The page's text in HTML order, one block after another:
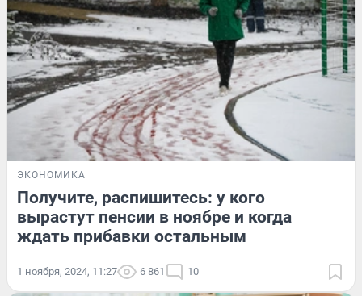
ЭКОНОМИКА
Получите, распишитесь: у кого
вырастут пенсии в ноябре и когда
ждать прибавки остальным
1 ноября, 2024, 11:27 6 861 10